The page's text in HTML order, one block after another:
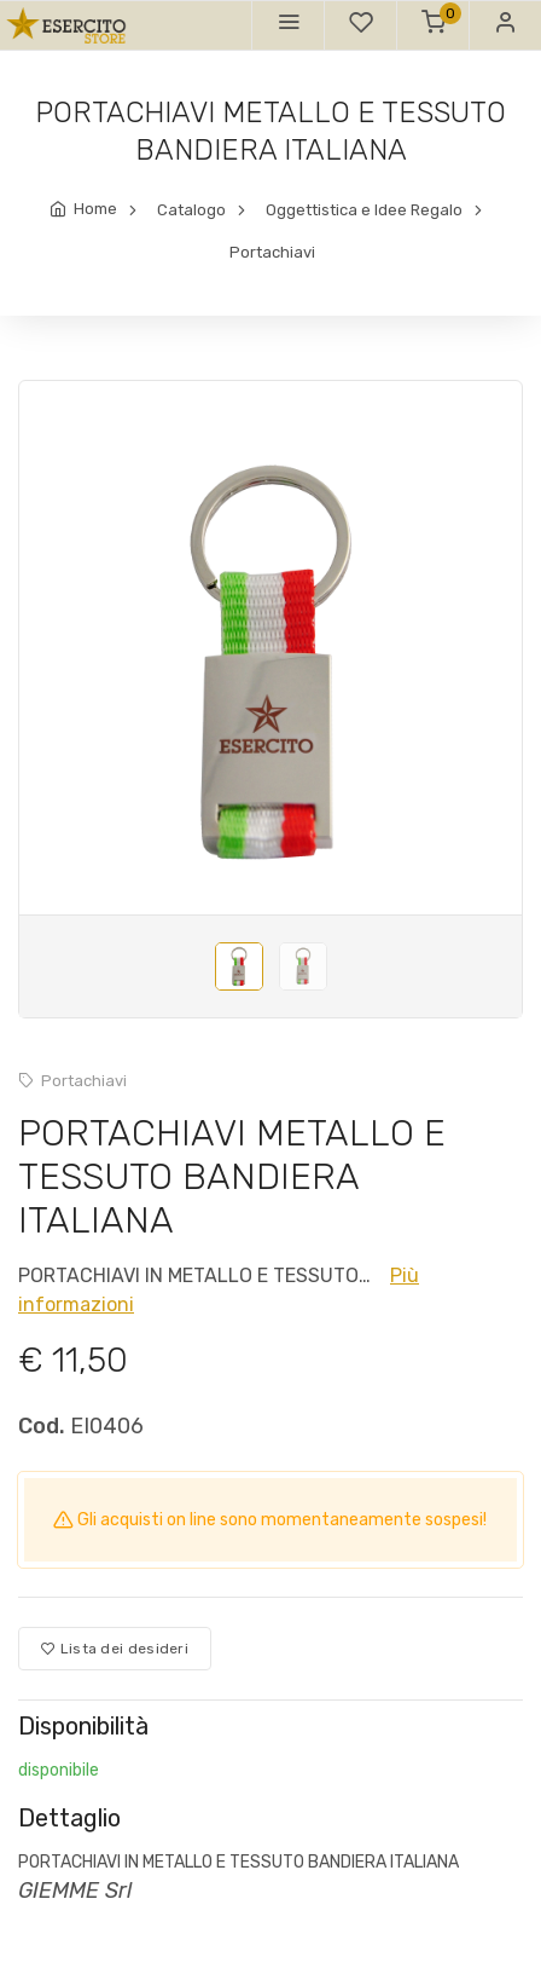
0
PORTACHIAVI METALLO E TESSUTO
BANDIERA ITALIANA
Home Catalogo Oggettistica e Idee Regalo
Portachiavi
Portachiavi
PORTACHIAVI METALLO E
TESSUTO BANDIERA
ITALIANA
PORTACHIAVI IN METALLO E TESSUTO…
Più
informazioni
€ 11,50
Cod. EI0406
Gli acquisti on line sono momentaneamente sospesi!
Lista dei desideri
Disponibilità
disponibile
Dettaglio
PORTACHIAVI IN METALLO E TESSUTO BANDIERA ITALIANA
GIEMME Srl